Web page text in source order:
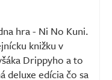
hra - Ni No Kuni.
knižku v
Drippyho a to
deluxe edícia čo sa